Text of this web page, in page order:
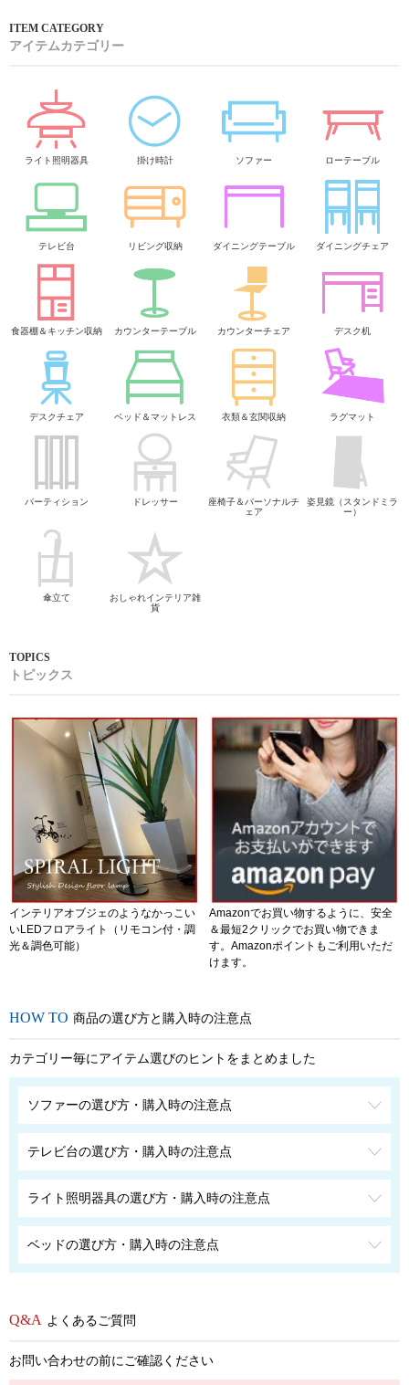
アイテムカテゴリー
ライト照明器具 掛け時計 ソファー ローテーブル
テレビ台 リビング収納 ダイニングテーブル ダイニングチェア
食器棚＆キッチン収納 カウンターテーブル カウンターチェア デスク机
デスクチェア ベッド＆マットレス 衣類＆玄関収納 ラグマット
パーティション ドレッサー
座椅子＆パーソナルチ
ェア
姿見鏡（スタンドミラ
ー）
傘立て
おしゃれインテリア雑
貨
トピックス
インテリアオブジェのようなかっこい
いLEDフロアライト（リモコン付・調
光＆調色可能）
Amazonでお買い物するように、安全
＆最短2クリックでお買い物できま
す。Amazonポイントもご利用いただ
けます。
商品の選び方と購入時の注意点
カテゴリー毎にアイテム選びのヒントをまとめました
ソファーの選び方・購入時の注意点
テレビ台の選び方・購入時の注意点
ライト照明器具の選び方・購入時の注意点
ベッドの選び方・購入時の注意点
よくあるご質問
お問い合わせの前にご確認ください